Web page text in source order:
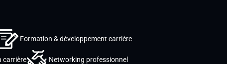
Formation & développement carrière
carrière Networking professionnel